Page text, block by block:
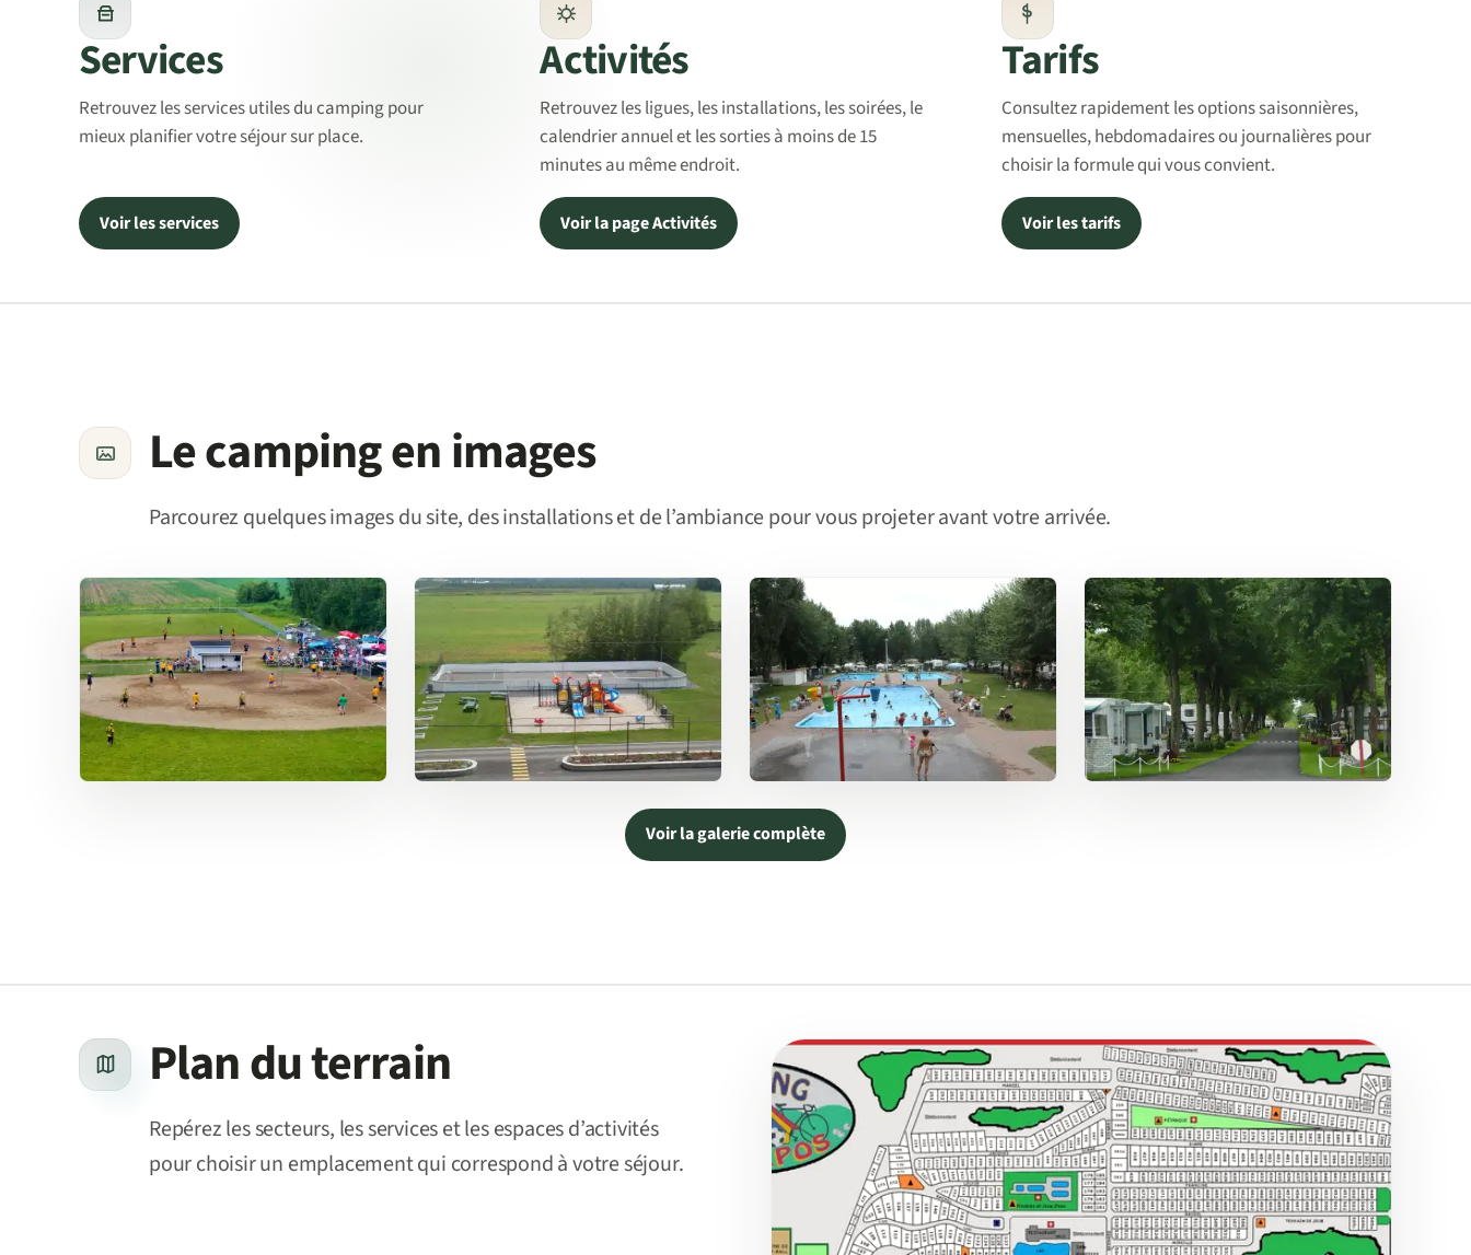
Services
Retrouvez les services utiles du camping pour
mieux planifier votre séjour sur place.
Voir les services
Activités
Retrouvez les ligues, les installations, les soirées, le
calendrier annuel et les sorties à moins de 15
minutes au même endroit.
Voir la page Activités
Tarifs
Consultez rapidement les options saisonnières,
mensuelles, hebdomadaires ou journalières pour
choisir la formule qui vous convient.
Voir les tarifs
Le camping en images
Parcourez quelques images du site, des installations et de l’ambiance pour vous projeter avant votre arrivée.
Voir la galerie complète
Plan du terrain
Repérez les secteurs, les services et les espaces d’activités
pour choisir un emplacement qui correspond à votre séjour.